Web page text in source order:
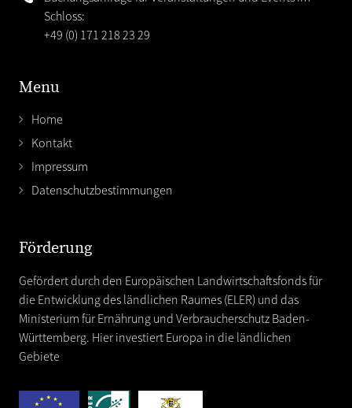
Schloss:
+49 (0) 171 218 23 29
Menu
Home
Kontakt
Impressum
Datenschutzbestimmungen
Förderung
Gefördert durch den Europäischen Landwirtschaftsfonds für
die Entwicklung des ländlichen Raumes (ELER) und das
Ministerium für Ernährung und Verbraucherschutz Baden-
Württemberg. Hier investiert Europa in die ländlichen
Gebiete